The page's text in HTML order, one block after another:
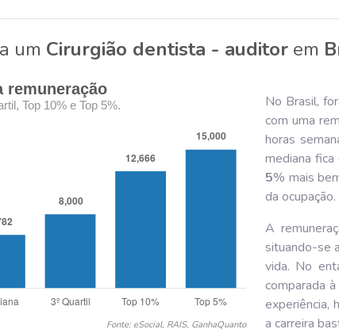
um Cirurgião dentista - auditor em
remuneração
Top 10% e Top 5%.
Fonte: eSocial, RAIS, GanhaQuanto
No Brasil,
com uma
horas
mediana fica
5% mais
da ocupação.
A
situando-se
vida. No
comparada
experiência,
a carreira